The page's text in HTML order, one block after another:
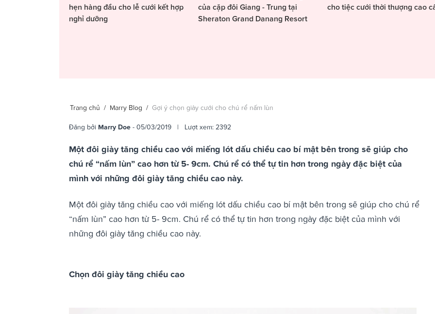
hẹn hàng đầu cho lễ cưới kết hợp
nghỉ dưỡng
của cặp đôi Giang - Trung tại
Sheraton Grand Danang Resort
cho tiệc cưới thời thượng cao
Trang chủ / Marry Blog / Gợi ý chọn giày cưới cho chú rể nấm lùn
Đăng bởi Marry Doe - 05/03/2019 | Lượt xem: 2392
Một đôi giày tăng chiều cao với miếng lót dấu chiều cao bí mật bên trong sẽ giúp cho
chú rể “nấm lùn” cao hơn từ 5- 9cm. Chú rể có thể tự tin hơn trong ngày đặc biệt của
mình với những đôi giày tăng chiều cao này.
Một đôi giày tăng chiều cao với miếng lót dấu chiều cao bí mật bên trong sẽ giúp cho chú rể
“nấm lùn” cao hơn từ 5- 9cm. Chú rể có thể tự tin hơn trong ngày đặc biệt của mình với
những đôi giày tăng chiều cao này.
Chọn đôi giày tăng chiều cao